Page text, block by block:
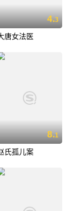
4.3
唐女法医
8.1
氏孤儿案